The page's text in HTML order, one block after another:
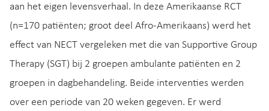
aan het eigen levensverhaal. In deze Amerikaanse RCT
(n=170 patiënten; groot deel Afro-Amerikaans) werd het
effect van NECT vergeleken met die van Supportive Group
Therapy (SGT) bij 2 groepen ambulante patiënten en 2
groepen in dagbehandeling. Beide interventies werden
over een periode van 20 weken gegeven. Er werd